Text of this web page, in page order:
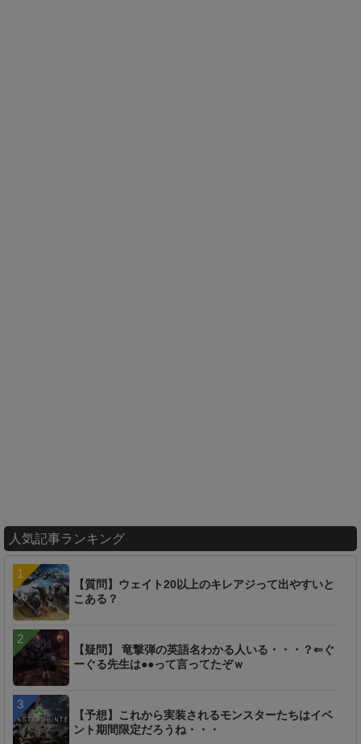
人気記事ランキング
【質問】ウェイト20以上のキレアジって出やすいと
こある？
【疑問】 竜撃弾の英語名わかる人いる・・・？⇐ぐ
ーぐる先生は●●って言ってたぞｗ
【予想】これから実装されるモンスターたちはイベ
ント期間限定だろうね・・・